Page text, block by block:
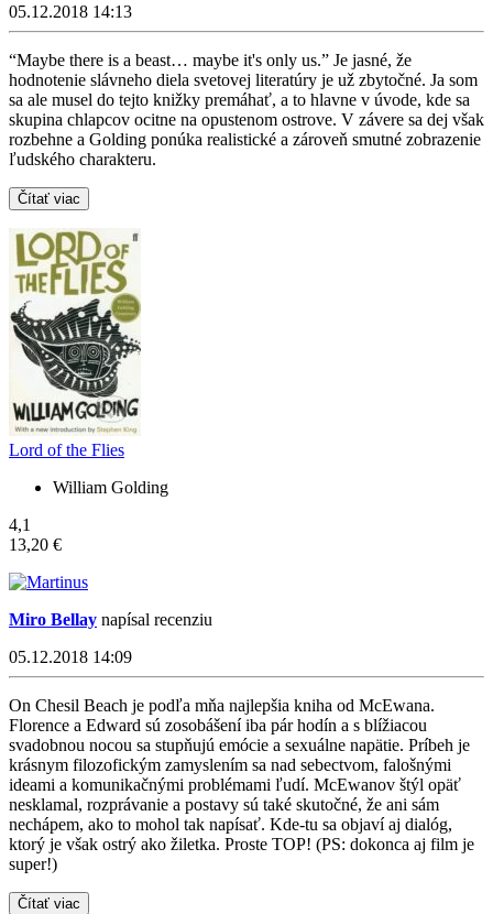
05.12.2018 14:13
“Maybe there is a beast… maybe it's only us.” Je jasné, že
hodnotenie slávneho diela svetovej literatúry je už zbytočné. Ja som
sa ale musel do tejto knižky premáhať, a to hlavne v úvode, kde sa
skupina chlapcov ocitne na opustenom ostrove. V závere sa dej však
rozbehne a Golding ponúka realistické a zároveň smutné zobrazenie
ľudského charakteru.
Čítať viac
Lord of the Flies
William Golding
4,1
13,20 €
Miro Bellay napísal recenziu
05.12.2018 14:09
On Chesil Beach je podľa mňa najlepšia kniha od McEwana.
Florence a Edward sú zosobášení iba pár hodín a s blížiacou
svadobnou nocou sa stupňujú emócie a sexuálne napätie. Príbeh je
krásnym filozofickým zamyslením sa nad sebectvom, falošnými
ideami a komunikačnými problémami ľudí. McEwanov štýl opäť
nesklamal, rozprávanie a postavy sú také skutočné, že ani sám
nechápem, ako to mohol tak napísať. Kde-tu sa objaví aj dialóg,
ktorý je však ostrý ako žiletka. Proste TOP! (PS: dokonca aj film je
super!)
Čítať viac